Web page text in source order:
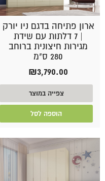
ארון פתיחה בדגם ניו יורק
| 7 דלתות עם שידת
מגירות חיצונית ברוחב
280 ס"מ
₪3,790.00
צפייה במוצר
הוספה לסל